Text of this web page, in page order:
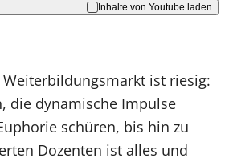
Inhalte von Youtube laden
ist riesig:
die dynamische Impulse
schüren, bis hin zu
Dozenten ist alles und